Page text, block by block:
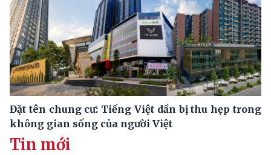
Đặt tên chung cư: Tiếng Việt dần bị thu hẹp trong
không gian sống của người Việt
Tin mới